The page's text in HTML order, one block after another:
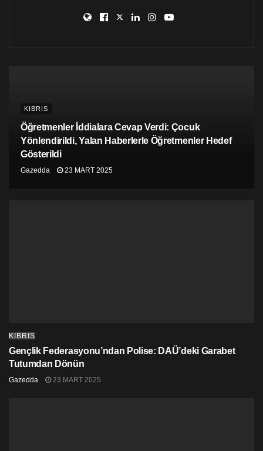
Anastasiadis, Türklerin işgal altındaki kapalı Maraş
KIBRIS
Öğretmenler İddialara Cevap Verdi: Çocuk
Yönlendirildi, Yalan Haberlerle Öğretmenler Hedef
Gösterildi
Gazedda 23 MART 2025
KIBRIS
Gençlik Federasyonu’ndan Polise: DAÜ’deki Garabet
Tutumdan Dönün
Gazedda 23 MART 2025